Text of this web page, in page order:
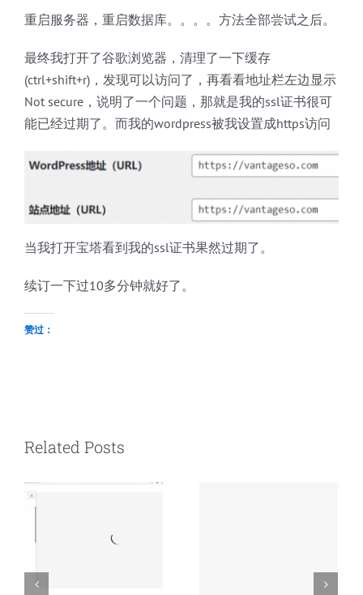
重启服务器，重启数据库。。。。方法全部尝试之后。
最终我打开了谷歌浏览器，清理了一下缓存
(ctrl+shift+r)，发现可以访问了，再看看地址栏左边显示
Not secure，说明了一个问题，那就是我的ssl证书很可
能已经过期了。而我的wordpress被我设置成https访问
当我打开宝塔看到我的ssl证书果然过期了。
续订一下过10多分钟就好了。
赞过：
Related Posts